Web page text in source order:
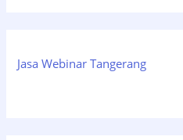
Jasa Webinar Tangerang